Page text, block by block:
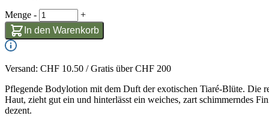
Menge -
+
In den Warenkorb
Versand: CHF 10.50 / Gratis über CHF 200
Pflegende Bodylotion mit dem Duft der exotischen Tiaré-Blüte. Die
Haut, zieht gut ein und hinterlässt ein weiches, zart schimmerndes
dezent.